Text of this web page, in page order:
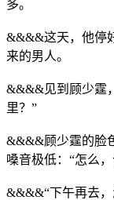
多。
&&&&这天，他停
来的男人。
&&&&见到顾少霆
里？”
&&&&顾少霆的脸
嗓音极低：“怎么
&&&&“下午再去，